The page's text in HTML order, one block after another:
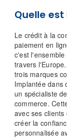
Quelle
Le crédit à la
paiement en
c'est
travers
trois marques
Implantée dans
un spécialiste
commerce.
avec ses
créer la
personnalisée